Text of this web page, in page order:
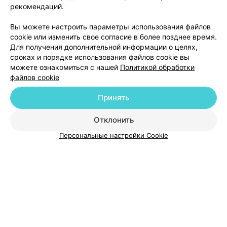
Добавить компанию
Добавить специалиста
Новости проекта
Размещение рекламы
Медицинский маркетинг
Публичный договор
рекомендаций.
Вы можете настроить параметры использования файлов
cookie или изменить свое согласие в более позднее время.
Для получения дополнительной информации о целях,
сроках и порядке использования файлов cookie вы
можете ознакомиться с нашей Политикой обработки
файлов cookie
Отклонить
Принять
Персональные настройки Cookie